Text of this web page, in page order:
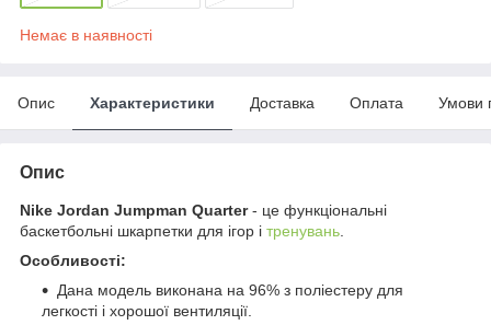
Немає в наявності
Опис Характеристики Доставка Оплата Умови
Опис
Nike Jordan Jumpman Quarter- це функціональні
баскетбольні шкарпетки для ігор і тренувань
Особливості:
Дана модель виконана на 96% з поліестеру для
легкості і хорошої вентиляції.